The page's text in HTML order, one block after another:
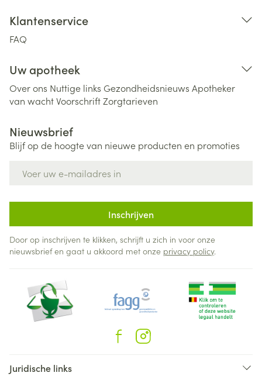
Klantenservice
FAQ
Uw apotheek
Over ons Nuttige links Gezondheidsnieuws Apotheker
van wachtVoorschriftZorgtarieven
Nieuwsbrief
Blijf op de hoogte van nieuwe producten en promoties
Inschrijven
Door op inschrijven te klikken, schrijft u zich in voor onze
nieuwsbrief en gaat u akkoord met onze privacy policy.
Juridische links